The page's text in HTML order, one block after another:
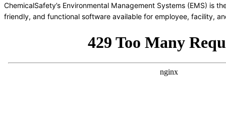
ChemicalSafety’s Environmental Management Systems (EMS) is
friendly, and functional software available for employee, facility,